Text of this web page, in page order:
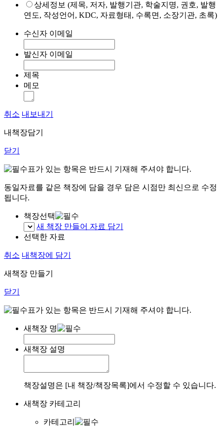
상세정보 (제목, 저자, 발행기관, 학술지명, 권호, 발행
연도, 작성언어, KDC, 자료형태, 수록면, 소장기관, 초록)
수신자 이메일
발신자 이메일
제목
메모
취소 내보내기
내책장담기
닫기
표가 있는 항목은 반드시 기재해 주셔야 합니다.
동일자료를 같은 책장에 담을 경우 담은 시점만 최신으로 수정
됩니다.
책장선택
새 책장 만들어 자료 담기
선택한 자료
취소 내책장에 담기
새책장 만들기
닫기
표가 있는 항목은 반드시 기재해 주셔야 합니다.
새책장 명
새책장 설명
책장설명은 [내 책장/책장목록]에서 수정할 수 있습니다.
새책장 카테고리
카테고리